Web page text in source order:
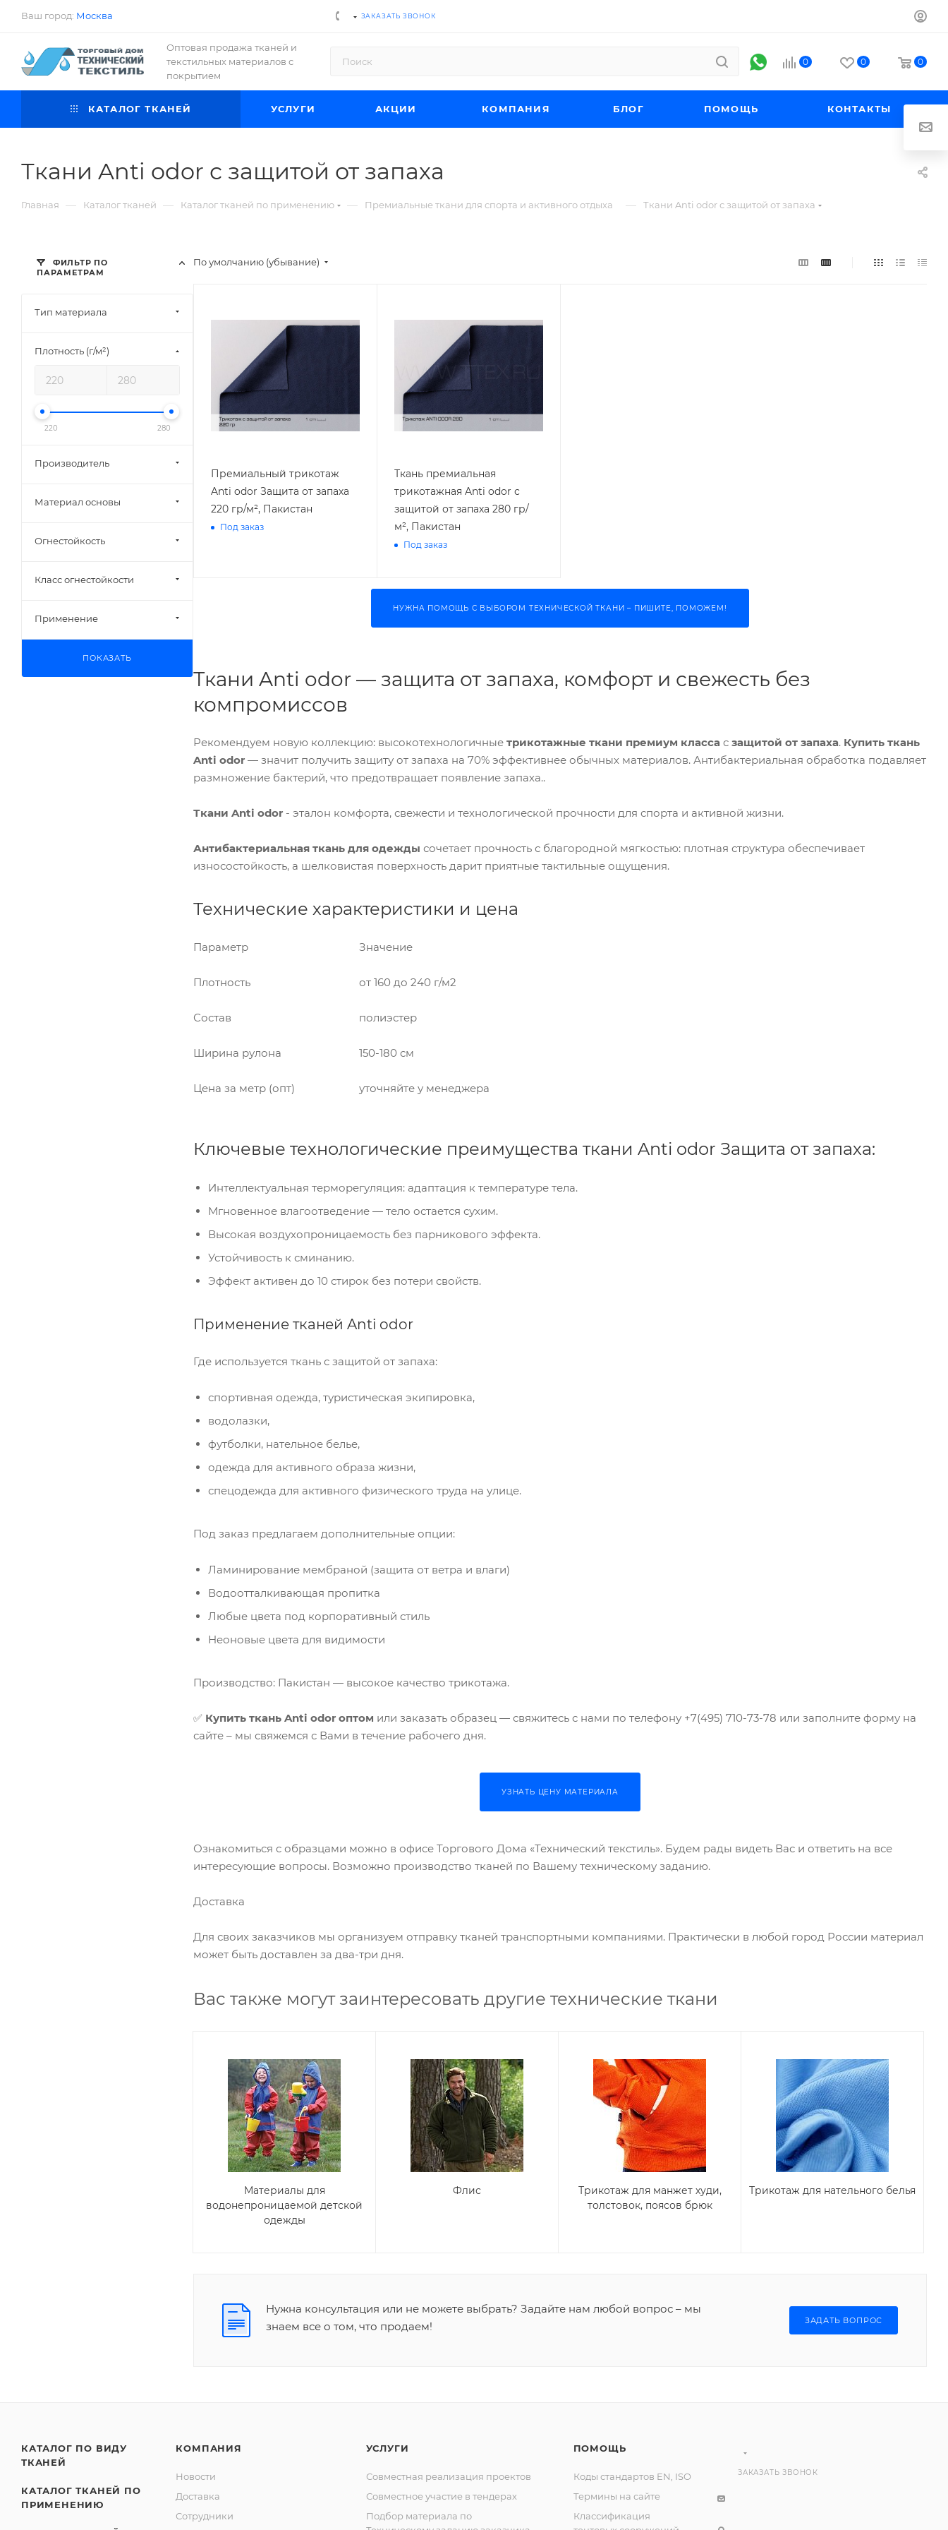
Ваш город: Москва ЗАКАЗАТЬ ЗВОНОК
Оптовая продажа тканей и
текстильных материалов с
покрытием
0 0 0
КАТАЛОГ ТКАНЕЙ УСЛУГИ АКЦИИ КОМПАНИЯ БЛОГ ПОМОЩЬ КОНТАКТЫ
Ткани Anti odor с защитой от запаха
Главная — Каталог тканей — Каталог тканей по применению — Премиальные ткани для спорта и активного отдыха — Ткани Anti odor с защитой от запаха
По умолчанию (убывание)
Премиальный трикотаж
Anti odor Защита от запаха
220 гр/м², Пакистан
Под заказ
Ткань премиальная
трикотажная Anti odor с
защитой от запаха 280 гр/
м², Пакистан
Под заказ
НУЖНА ПОМОЩЬ С ВЫБОРОМ ТЕХНИЧЕСКОЙ ТКАНИ – ПИШИТЕ, ПОМОЖЕМ!
Ткани Anti odor — защита от запаха, комфорт и свежесть без
компромиссов
Рекомендуем новую коллекцию: высокотехнологичные трикотажные ткани премиум класса с защитой от запаха. Купить ткань
Anti odor — значит получить защиту от запаха на 70% эффективнее обычных материалов. Антибактериальная обработка подавляет
размножение бактерий, что предотвращает появление запаха..
Ткани Anti odor - эталон комфорта, свежести и технологической прочности для спорта и активной жизни.
Антибактериальная ткань для одежды сочетает прочность с благородной мягкостью: плотная структура обеспечивает
износостойкость, а шелковистая поверхность дарит приятные тактильные ощущения.
Технические характеристики и цена
Параметр Значение
Плотность от 160 до 240 г/м2
Состав полиэстер
Ширина рулона 150-180 см
Цена за метр (опт) уточняйте у менеджера
Ключевые технологические преимущества ткани Anti odor Защита от запаха:
Интеллектуальная терморегуляция: адаптация к температуре тела.
Мгновенное влагоотведение — тело остается сухим.
Высокая воздухопроницаемость без парникового эффекта.
Устойчивость к сминанию.
Эффект активен до 10 стирок без потери свойств.
Применение тканей Anti odor
Где используется ткань с защитой от запаха:
спортивная одежда, туристическая экипировка,
водолазки,
футболки, нательное белье,
одежда для активного образа жизни,
спецодежда для активного физического труда на улице.
Под заказ предлагаем дополнительные опции:
Ламинирование мембраной (защита от ветра и влаги)
Водоотталкивающая пропитка
Любые цвета под корпоративный стиль
Неоновые цвета для видимости
Производство: Пакистан — высокое качество трикотажа.
✅ Купить ткань Anti odor оптом или заказать образец — свяжитесь с нами по телефону +7(495) 710-73-78 или заполните форму на
сайте – мы свяжемся с Вами в течение рабочего дня.
УЗНАТЬ ЦЕНУ МАТЕРИАЛА
Ознакомиться с образцами можно в офисе Торгового Дома «Технический текстиль». Будем рады видеть Вас и ответить на все
интересующие вопросы. Возможно производство тканей по Вашему техническому заданию.
Доставка
Для своих заказчиков мы организуем отправку тканей транспортными компаниями. Практически в любой город России материал
может быть доставлен за два-три дня.
Вас также могут заинтересовать другие технические ткани
Материалы для
водонепроницаемой детской
одежды
Флис
Трикотаж для манжет худи,
толстовок, поясов брюк
Трикотаж для нательного белья
Нужна консультация или не можете выбрать? Задайте нам любой вопрос – мы
знаем все о том, что продаем!
ЗАДАТЬ ВОПРОС
ФИЛЬТР ПО
ПАРАМЕТРАМ
Тип материала
Плотность (г/м²)
220 280
Производитель
Материал основы
Огнестойкость
Класс огнестойкости
Применение
ПОКАЗАТЬ
КАТАЛОГ ПО ВИДУ
ТКАНЕЙ
КАТАЛОГ ТКАНЕЙ ПО
ПРИМЕНЕНИЮ
КОМПАНИЯ
Новости
Доставка
Сотрудники
УСЛУГИ
Совместная реализация проектов
Совместное участие в тендерах
Подбор материала по
ПОМОЩЬ
Коды стандартов EN, ISO
Термины на сайте
Классификация
ЗАКАЗАТЬ ЗВОНОК
использует cookie-файлы и обрабатывает
взаимодействие с ним. Подробнее - в
Принять